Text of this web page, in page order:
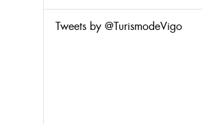
Tweets by @TurismodeVigo